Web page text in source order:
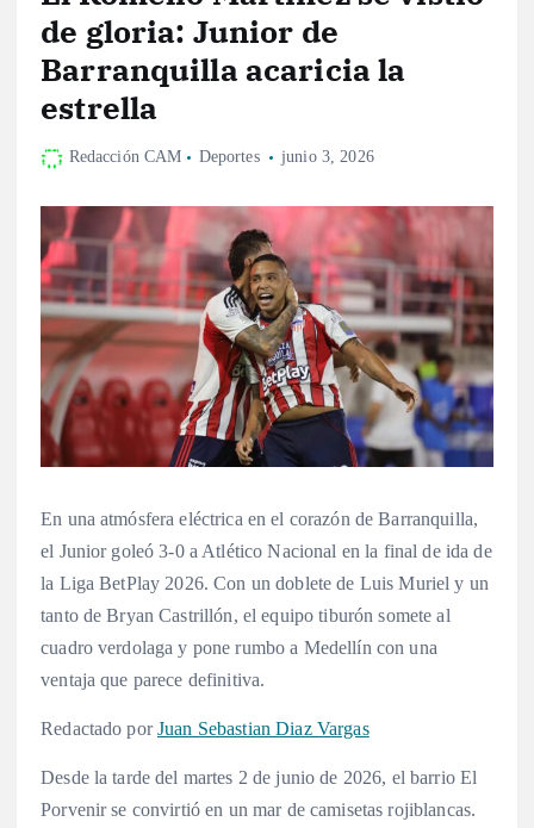
de gloria: Junior de
Barranquilla acaricia la
estrella
Redacción CAM Deportes junio 3, 2026
En una atmósfera eléctrica en el corazón de Barranquilla,
el Junior goleó 3-0 a Atlético Nacional en la final de ida de
la Liga BetPlay 2026. Con un doblete de Luis Muriel y un
tanto de Bryan Castrillón, el equipo tiburón somete al
cuadro verdolaga y pone rumbo a Medellín con una
ventaja que parece definitiva.
Redactado porJuan Sebastian Diaz Vargas
Desde la tarde del martes 2 de junio de 2026, el barrio El
Porvenir se convirtió en un mar de camisetas rojiblancas.